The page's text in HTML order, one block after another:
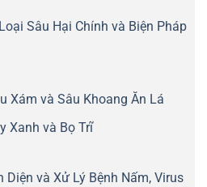
Sâu Hại Chính và Biện Pháp
Xám và Sâu Khoang Ăn Lá
Xanh và Bọ Trĩ
Diện và Xử Lý Bệnh Nấm, Virus